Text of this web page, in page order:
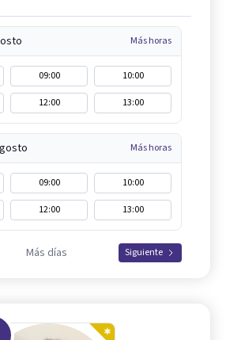
Más horas
09:00
10:00
12:00 13:00
Más horas
09:00
10:00
12:00 13:00
Más días Siguiente